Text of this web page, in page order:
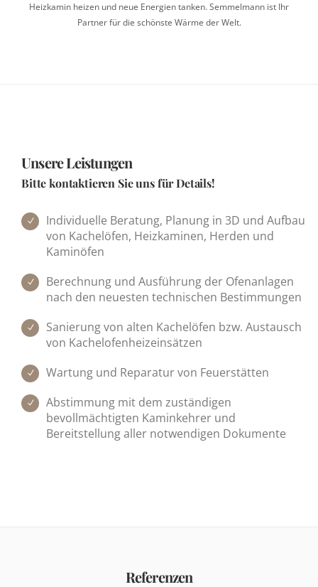
Heizk­amin heizen und neue Energien tanken. Semmel­mann ist Ihr
Partner für die schönste Wärme der Welt.
Unsere Leistungen
Bitte kontaktieren Sie uns für Details!
Individuelle Beratung, Planung in 3D und Aufbau
von Kachelöfen, Heizkaminen, Herden und
Kaminöfen
Berechnung und Ausführung der Ofenanlagen
nach den neuesten technischen Bestimmungen
Sanierung von alten Kachelöfen bzw. Austausch
von Kachelofenheizeinsätzen
Wartung und Reparatur von Feuerstätten
Abstimmung mit dem zuständigen
bevollmächtigten Kaminkehrer und
Bereitstellung aller notwendigen Dokumente
Referenzen